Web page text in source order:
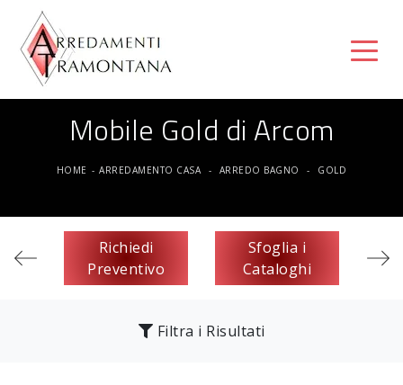
Mobile Gold di Arcom
HOME - ARREDAMENTO CASA - ARREDO BAGNO - GOLD
Richiedi
Preventivo
Sfoglia i
Cataloghi
Filtra i Risultati